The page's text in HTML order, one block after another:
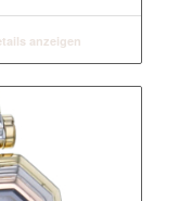
anzeigen